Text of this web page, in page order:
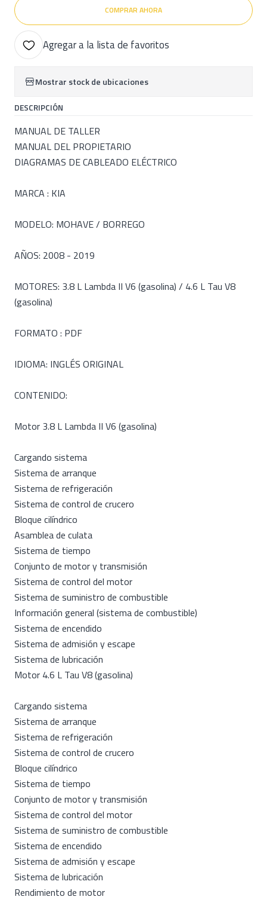
COMPRAR AHORA
Agregar a la lista de favoritos
Mostrar stock de ubicaciones
DESCRIPCIÓN
MANUAL DE TALLER
MANUAL DEL PROPIETARIO
DIAGRAMAS DE CABLEADO ELÉCTRICO
MARCA : KIA
MODELO: MOHAVE / BORREGO
AÑOS: 2008 - 2019
MOTORES: 3.8 L Lambda II V6 (gasolina) / 4.6 L Tau V8
(gasolina)
FORMATO : PDF
IDIOMA: INGLÉS ORIGINAL
CONTENIDO:
Motor 3.8 L Lambda II V6 (gasolina)
Cargando sistema
Sistema de arranque
Sistema de refrigeración
Sistema de control de crucero
Bloque cilíndrico
Asamblea de culata
Sistema de tiempo
Conjunto de motor y transmisión
Sistema de control del motor
Sistema de suministro de combustible
Información general (sistema de combustible)
Sistema de encendido
Sistema de admisión y escape
Sistema de lubricación
Motor 4.6 L Tau V8 (gasolina)
Cargando sistema
Sistema de arranque
Sistema de refrigeración
Sistema de control de crucero
Bloque cilíndrico
Sistema de tiempo
Conjunto de motor y transmisión
Sistema de control del motor
Sistema de suministro de combustible
Sistema de encendido
Sistema de admisión y escape
Sistema de lubricación
Rendimiento de motor